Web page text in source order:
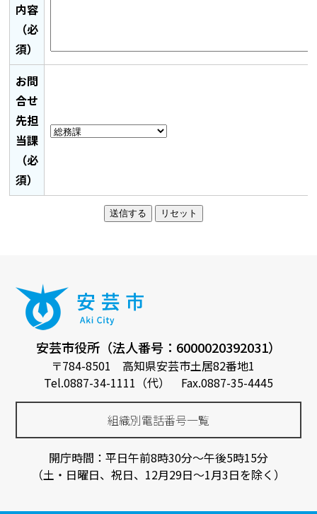
内容
（必
須）
お問
合せ
先担
当課
（必
須）
安芸市役所（法人番号：6000020392031）
〒784-8501 高知県安芸市土居82番地1
Tel.0887-34-1111（代） Fax.0887-35-4445
組織別電話番号一覧
開庁時間：平日午前8時30分～午後5時15分
（土・日曜日、祝日、12月29日～1月3日を除く）